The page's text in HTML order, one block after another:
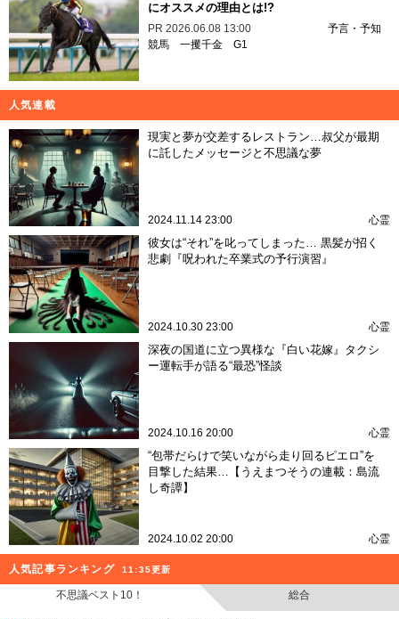
にオススメの理由とは!?
PR 2026.06.08 13:00
予言・予知
競馬 一攫千金 G1
人気連載
現実と夢が交差するレストラン…叔父が最期
に託したメッセージと不思議な夢
2024.11.14 23:00 心霊
彼女は“それ”を叱ってしまった… 黒髪が招く
悲劇『呪われた卒業式の予行演習』
2024.10.30 23:00 心霊
深夜の国道に立つ異様な『白い花嫁』タクシ
ー運転手が語る“最恐”怪談
2024.10.16 20:00 心霊
“包帯だらけで笑いながら走り回るピエロ”を
目撃した結果…【うえまつそうの連載：島流
し奇譚】
2024.10.02 20:00 心霊
人気記事ランキング 11:35更新
不思議ベスト10！ 総合